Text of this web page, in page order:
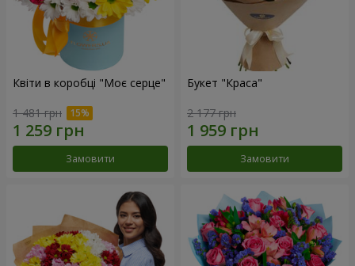
Квіти в коробці "Моє серце"
1 481 грн
Замовити
Букет "Краса"
2 177 грн
Замовити